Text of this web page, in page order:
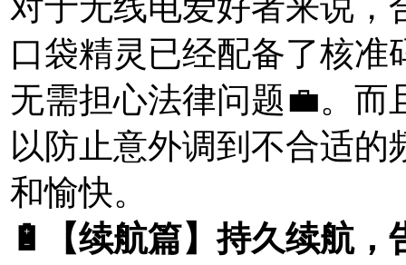
口袋精灵已经配备了核
无需担心法律问题💼。而
以防止意外调到不合适
和愉快。
🔋【续航篇】持久续航，